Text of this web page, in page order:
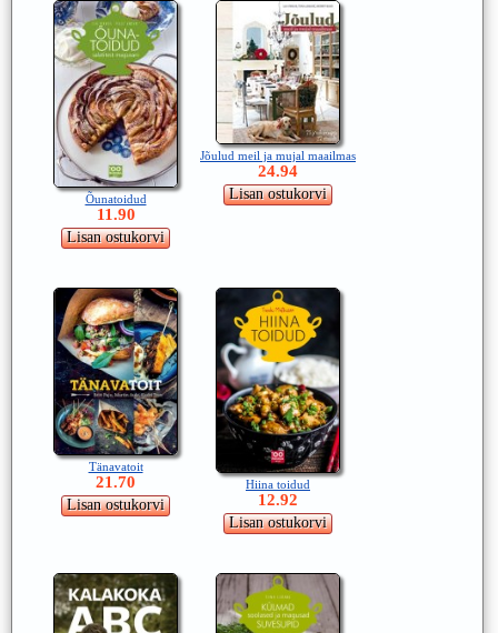
Õunatoidud
11.90
Jõulud meil ja mujal maailmas
24.94
Tänavatoit
21.70 Hiina toidud
12.92